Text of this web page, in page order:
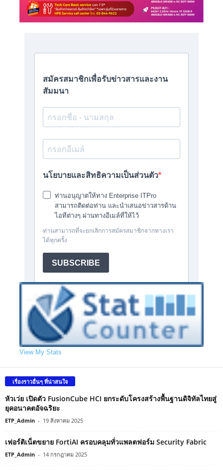
View My Stats
เรื่องราวอื่นๆ ที่น่าสนใจ
หัวเว่ย เปิดตัว FusionCube HCI ยกระดับโครงสร้างพื้นฐานดิจิทัลไทยสู่
ยุคอนาคตอัจฉริยะ
ETP_Admin - 19 สิงหาคม 2025
เฟอร์ติเน็ตขยาย FortiAI ครอบคลุมทั่วแพลตฟอร์ม Security Fabric
ETP_Admin - 14 กรกฎาคม 2025